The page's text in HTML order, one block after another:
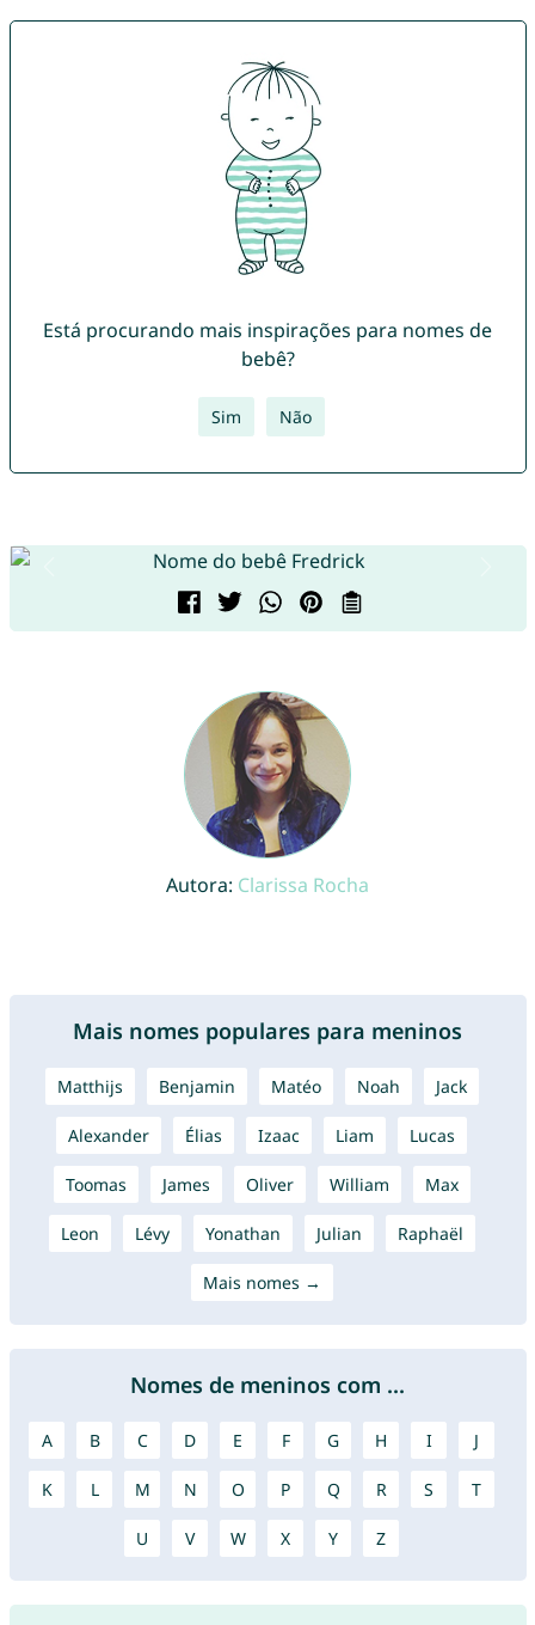
Está procurando mais inspirações para nomes de
bebê?
Sim Não
Autora: Clarissa Rocha
Mais nomes populares para meninos
Matthijs Benjamin Matéo Noah Jack
Alexander Élias Izaac Liam Lucas
Toomas James Oliver William Max
Leon Lévy Yonathan Julian Raphaël
Mais nomes →
Nomes de meninos com ...
A B C D E F G H I J
K L M N O P Q R S T
U V W X Y Z